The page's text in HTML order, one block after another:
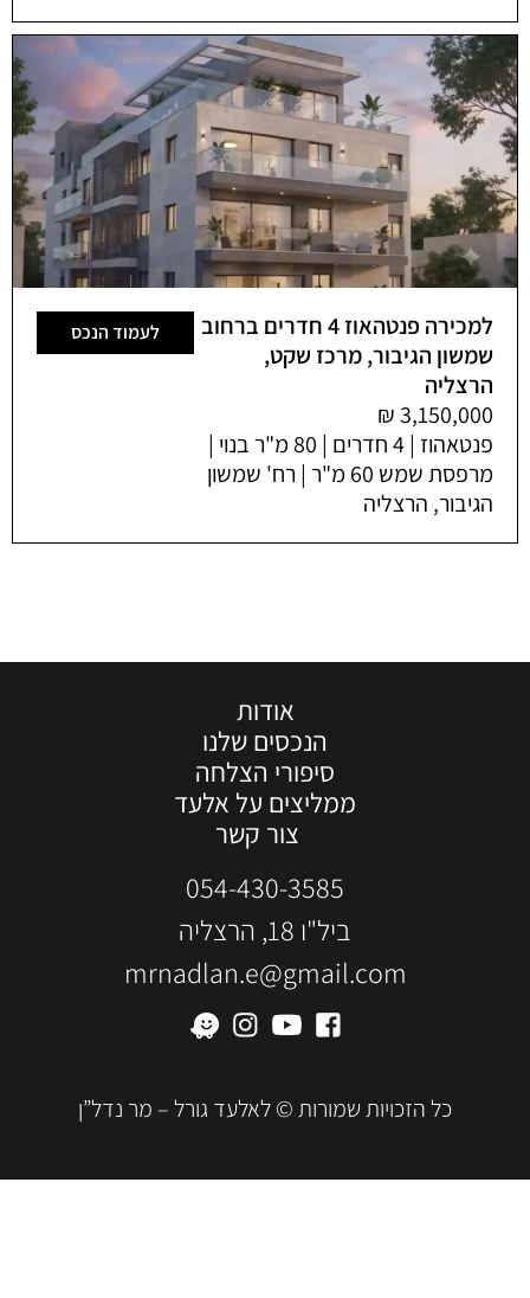
למכירה פנטהאוז 4 חדרים ברחוב
שמשון הגיבור, מרכז שקט,
הרצליה
פנטאהוז | 4 חדרים | 80 מ"ר בנוי |
מרפסת שמש 60 מ"ר | רח' שמשון
הגיבור, הרצליה
לעמוד הנכס
אודות
הנכסים שלנו
סיפורי הצלחה
ממליצים על אלעד
צור קשר
054-430-3585
ביל"ו 18, הרצליה
mrnadlan.e@gmail.com
כל הזכויות שמורות © לאלעד גורל – מר נדל”ן